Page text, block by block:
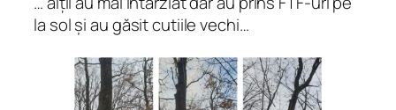
la sol și au găsit cutiile vechi…